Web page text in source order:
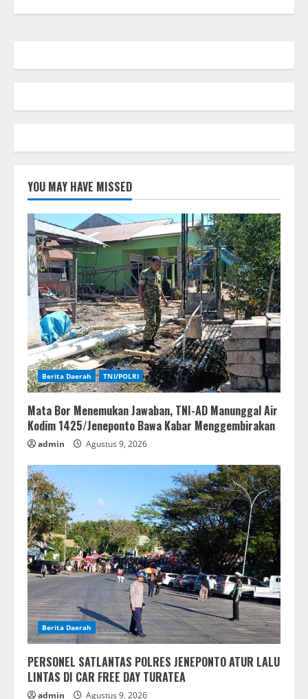
YOU MAY HAVE MISSED
Berita Daerah TNI/POLRI
Mata Bor Menemukan Jawaban, TNI-AD Manunggal Air
Kodim 1425/Jeneponto Bawa Kabar Menggembirakan
admin Agustus 9, 2026
Berita Daerah
PERSONEL SATLANTAS POLRES JENEPONTO ATUR LALU
LINTAS DI CAR FREE DAY TURATEA
admin Agustus 9, 2026